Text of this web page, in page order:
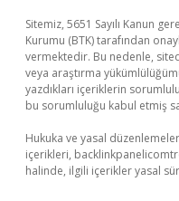
Sitemiz, 5651 Sayılı Kanun
Kurumu (BTK) tarafından
vermektedir. Bu nedenle,
veya araştırma
yazdıkları içeriklerin
bu sorumluluğu kabul etmiş
Hukuka ve yasal
içerikleri,
halinde, ilgili içerikler yasal